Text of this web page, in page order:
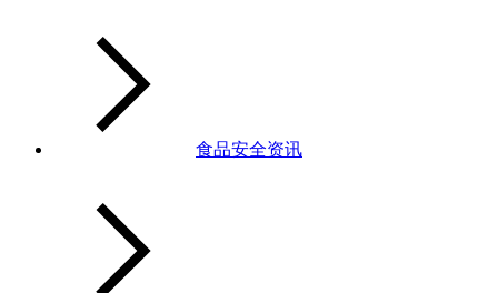
食品安全资讯